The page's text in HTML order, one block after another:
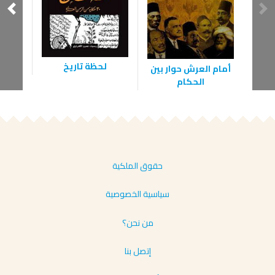
أمام العرش حوار بين
الحكام
لحظة تاريخ
حقوق الملكية
سياسية الخصوصية
من نحن؟
إتصل بنا